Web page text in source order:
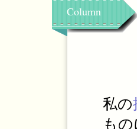
Column
私の
も